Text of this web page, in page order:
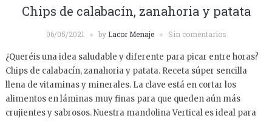
Chips de calabacín, zanahoria y patata
06/05/2021 by Lacor Menaje Sin comentarios
¿Queréis una idea saludable y diferente para picar entre horas?
Chips de calabacín, zanahoria y patata. Receta súper sencilla
llena de vitaminas y minerales. La clave está en cortar los
alimentos en láminas muy finas para que queden aún más
crujientes y sabrosos. Nuestra mandolina Vertical es ideal para